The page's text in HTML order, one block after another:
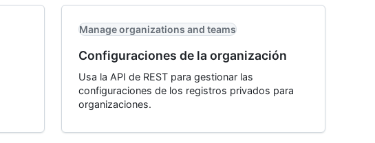
Manage organizations and teams
Configuraciones de la organización
Usa la API de REST para gestionar las
configuraciones de los registros privados para
organizaciones.